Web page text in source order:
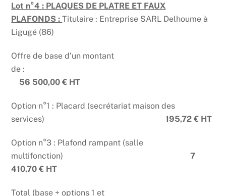
Lot n°4 : PLAQUES DE PLATRE ET FAUX
PLAFONDS :Titulaire : Entreprise SARL Delhoume à
Ligugé (86)
Offre de base d’un montant
de :
56 500,00 € HT
Option n°1 : Placard (secrétariat maison des
services)195,72 € HT
Option n°3 : Plafond rampant (salle
multifonction)7
410,70 € HT
Total (base + options 1 et